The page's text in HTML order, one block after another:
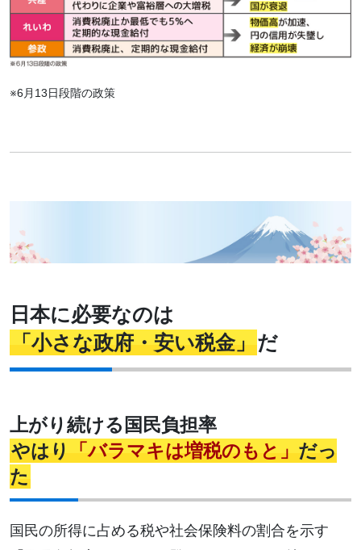
※6月13日段階の政策
日本に必要なのは
「小さな政府・安い税金」 だ
上がり続ける国民負担率
やはり
「バラマキは増税のもと」 だっ
た
国民の所得に占める税や社会保険料の割合を示す